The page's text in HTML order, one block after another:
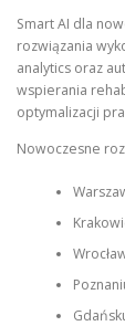
Smart AI dla
rozwiązania
analytics oraz
wspierania
optymalizacji
Nowoczesne